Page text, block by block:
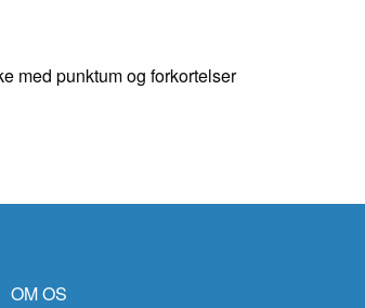
med punktum og forkortelser
OM OS